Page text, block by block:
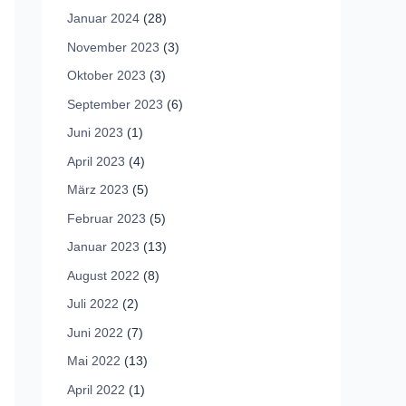
Januar 2024 (28)
November 2023 (3)
Oktober 2023 (3)
September 2023 (6)
Juni 2023 (1)
April 2023 (4)
März 2023 (5)
Februar 2023 (5)
Januar 2023 (13)
August 2022 (8)
Juli 2022 (2)
Juni 2022 (7)
Mai 2022 (13)
April 2022 (1)